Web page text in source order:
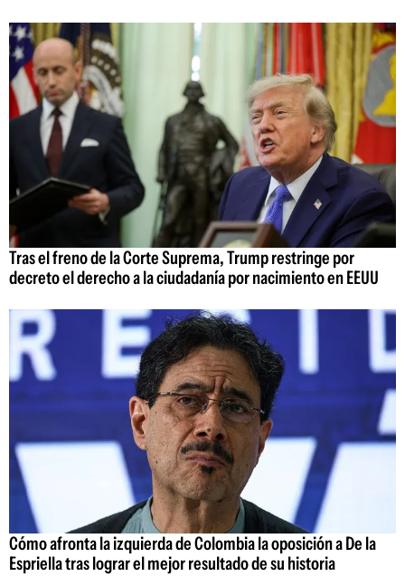
Tras el freno de la Corte Suprema, Trump restringe por
decreto el derecho a la ciudadanía por nacimiento en EEUU
Cómo afronta la izquierda de Colombia la oposición a De la
Espriella tras lograr el mejor resultado de su historia